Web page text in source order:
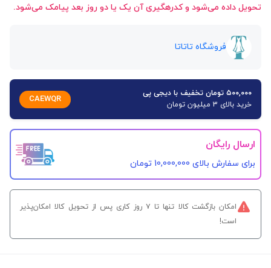
تحویل داده می‌شود و کدرهگیری آن یک یا دو روز بعد پیامک می‌شود.
فروشگاه تاتاتا
۵۰۰,۰۰۰ تومان تخفیف با دیجی پی
خرید بالای 3 میلیون تومان
CAEWQR
ارسال رایگان
برای سفارش‌ بالای 10,000,000 تومان
امکان بازگشت کالا تنها تا ۷ روز کاری پس از تحویل کالا امکان‌پذیر
است!